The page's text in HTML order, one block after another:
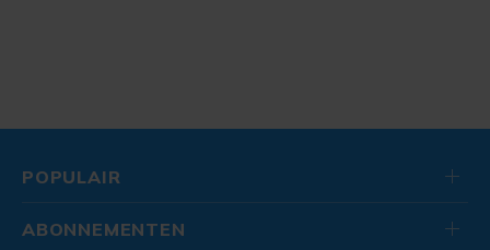
POPULAIR
ABONNEMENTEN